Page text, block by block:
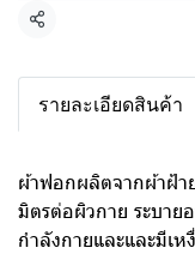
แชร์
รายละเอียดสินค้า
ผ้าฟอกผลิตจากผ้าฝ้า
มิตรต่อผิวกาย ระบา
กำลังกายและและมีเห